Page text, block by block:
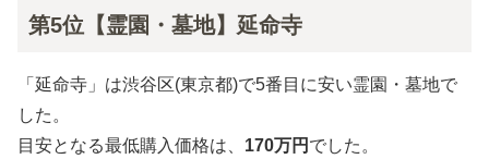
第5位【霊園・墓地】延命寺
「延命寺」は渋谷区(東京都)で5番目に安い霊園・墓地で
した。
目安となる最低購入価格は、 170万円 でした。